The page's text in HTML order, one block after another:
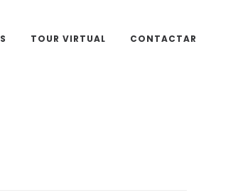
TOUR VIRTUAL CONTACTAR